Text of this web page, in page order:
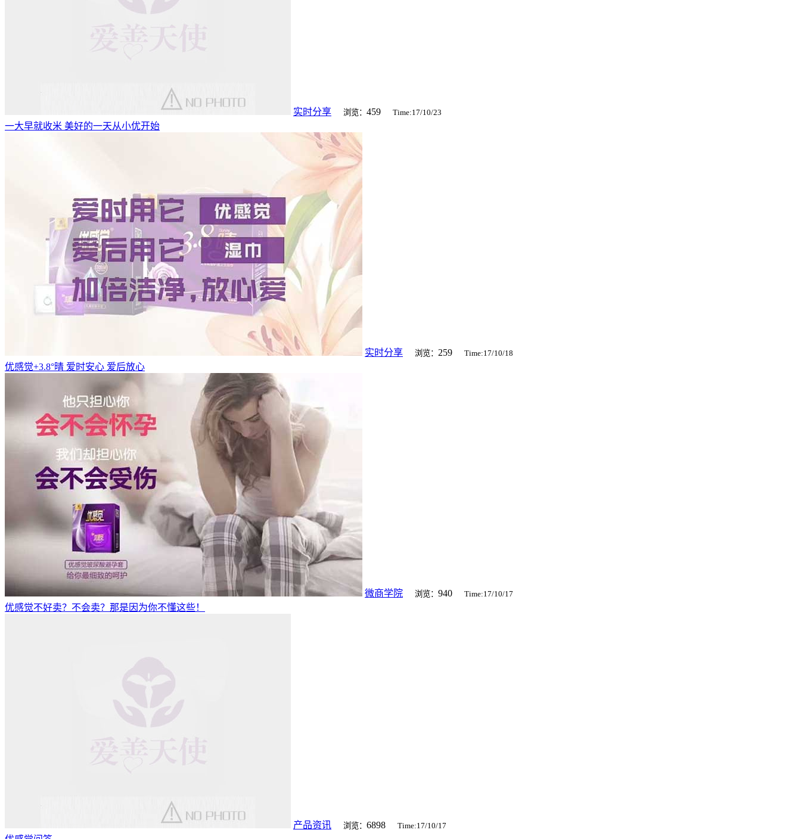
实时分享 浏览： 459 Time:17/10/23
一大早就收米 美好的一天从小优开始
实时分享 浏览： 259 Time:17/10/18
优感觉+3.8°晴 爱时安心 爱后放心
微商学院 浏览： 940 Time:17/10/17
优感觉不好卖？不会卖？那是因为你不懂这些！
产品资讯 浏览： 6898 Time:17/10/17